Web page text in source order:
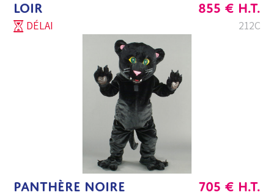
LOIR 855 € H.T.
DÉLAI 212C
PANTHÈRE NOIRE 705 € H.T.